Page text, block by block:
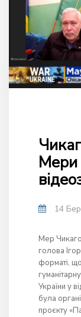
Мери
14
Мер Чикаго
голова
форматі,
України у
була
проєкту